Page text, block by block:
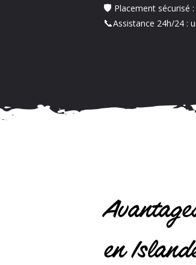
🛡️ Placement sécurisé
📞Assistance 24h/24 :
en